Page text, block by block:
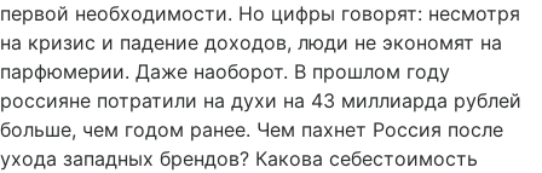
первой необходимости. Но цифры говорят: несмотря
на кризис и падение доходов, люди не экономят на
парфюмерии. Даже наоборот. В прошлом году
россияне потратили на духи на 43 миллиарда рублей
больше, чем годом ранее. Чем пахнет Россия после
ухода западных брендов? Какова себестоимость